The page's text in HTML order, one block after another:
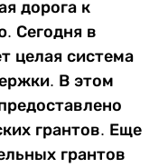
дорога к
Сегодня в
целая система
В этом
грантов. Еще
грантов